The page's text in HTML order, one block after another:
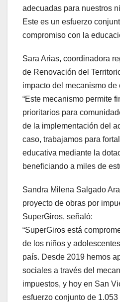
adecuadas para nuestros
Este es un esfuerzo
compromiso con la
Sara Arias, coordinadora
de Renovación del
impacto del mecanismo de
“Este mecanismo permite
prioritarios para
de la implementación del
caso, trabajamos para
educativa mediante la
beneficiando a miles de
Sandra Milena Salgado
proyecto de obras por
SuperGiros, señaló:
“SuperGiros está
de los niños y
país. Desde 2019 hemos
sociales a través del
impuestos, y hoy en San
esfuerzo conjunto de